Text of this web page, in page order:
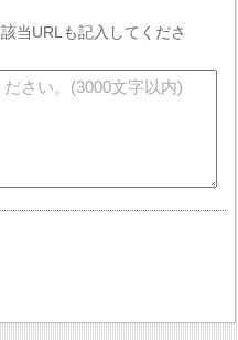
当URLも記入してくださ